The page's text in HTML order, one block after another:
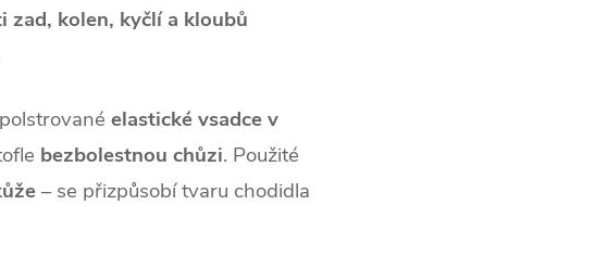
zad, kolen, kyčlí a kloubů
elastické vsadce v
bezbolestnou chůzi. Použité
– se přizpůsobí tvaru chodidla